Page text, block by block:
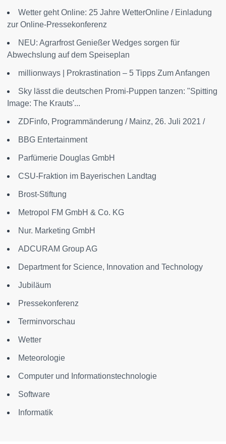
Wetter geht Online: 25 Jahre WetterOnline / Einladung
zur Online-Pressekonferenz
NEU: Agrarfrost Genießer Wedges sorgen für
Abwechslung auf dem Speiseplan
millionways | Prokrastination – 5 Tipps Zum Anfangen
Sky lässt die deutschen Promi-Puppen tanzen: "Spitting
Image: The Krauts'...
ZDFinfo, Programmänderung / Mainz, 26. Juli 2021 /
BBG Entertainment
Parfümerie Douglas GmbH
CSU-Fraktion im Bayerischen Landtag
Brost-Stiftung
Metropol FM GmbH & Co. KG
Nur. Marketing GmbH
ADCURAM Group AG
Department for Science, Innovation and Technology
Jubiläum
Pressekonferenz
Terminvorschau
Wetter
Meteorologie
Computer und Informationstechnologie
Software
Informatik